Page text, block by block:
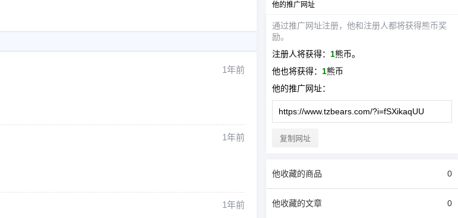
1年前
1年前
1年前
他的推广网址
通过推广网址注册， 他和注册人都将获得熊币奖
励。
注册人将获得： 1熊币。
他也将获得： 1熊币
他的推广网址：
复制网址
他收藏的商品 0
他收藏的文章 0